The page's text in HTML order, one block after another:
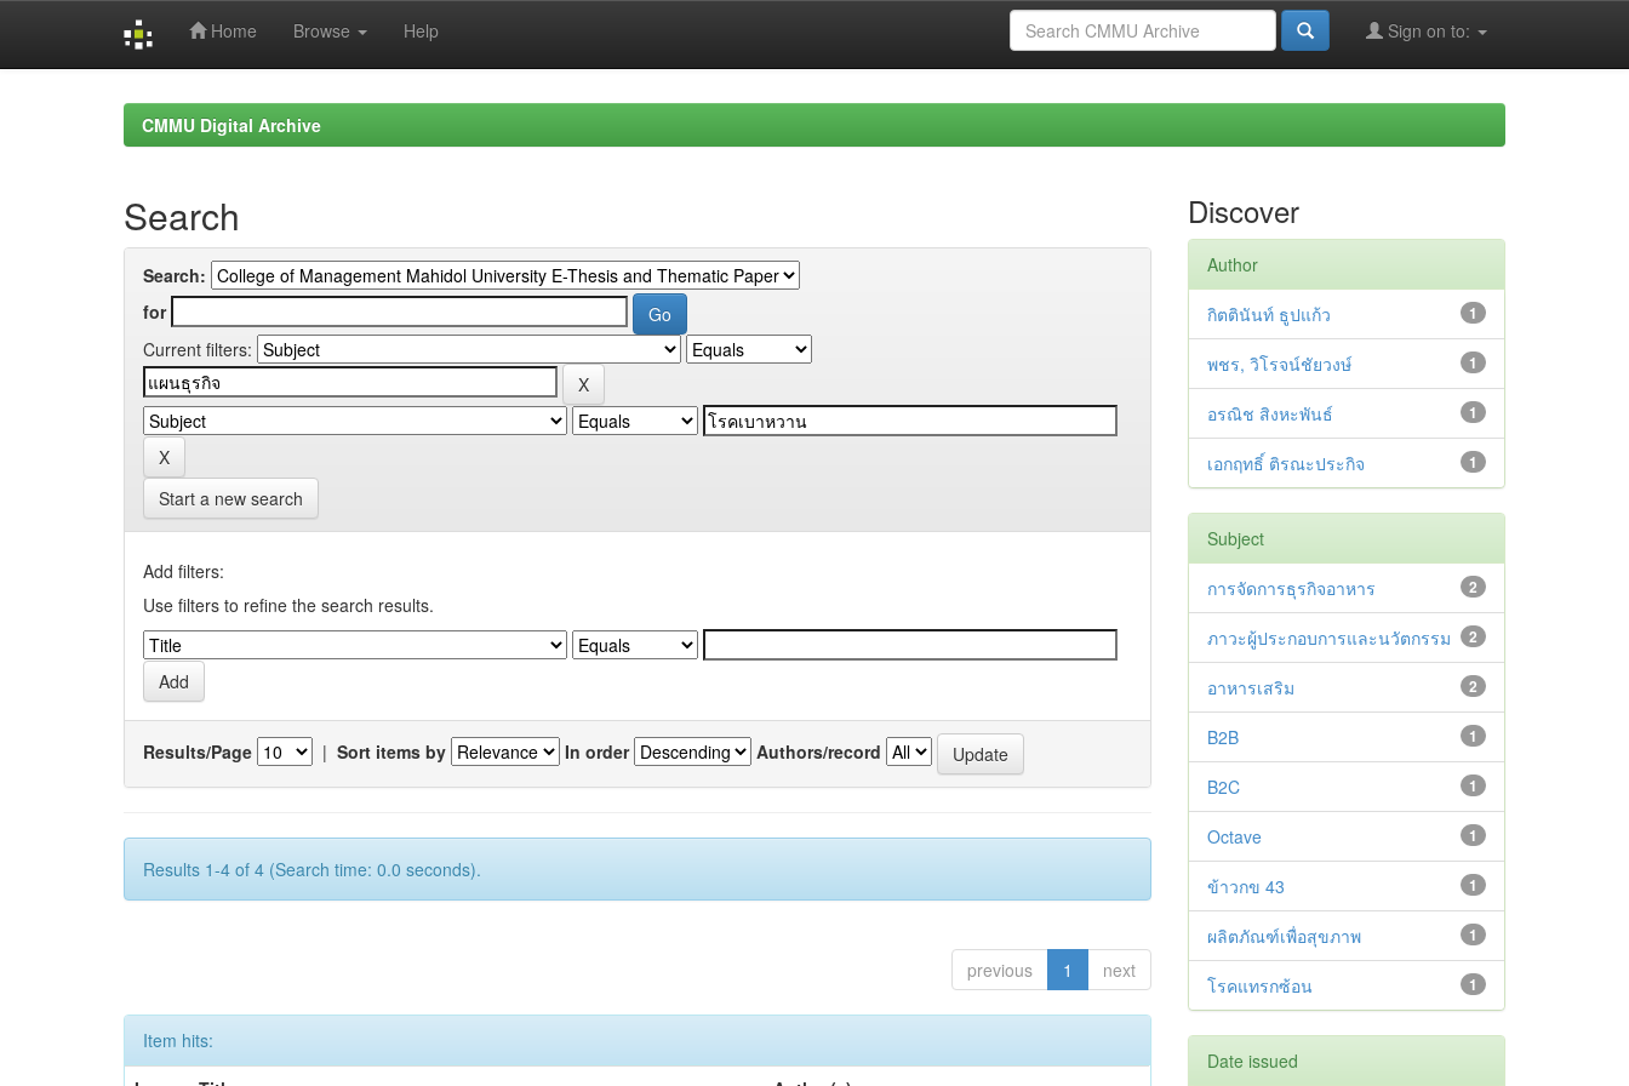
Home Browse Help Sign on to:
CMMU Digital Archive
Search
Search:
for
Current filters:
Start a new search
Add filters:
Use filters to refine the search results.
Results/Page | Sort items by In order Authors/record
Results 1-4 of 4 (Search time: 0.0 seconds).
previous 1 next
Item hits:
Discover
Author
1
กิตตินันท์ ธูปแก้ว
1
พชร, วิโรจน์ชัยวงษ์
1
อรณิช สิงหะพันธ์
1
เอกฤทธิ์ ติรณะประกิจ
Subject
2
การจัดการธุรกิจอาหาร
2
ภาวะผู้ประกอบการและนวัตกรรม
2
อาหารเสริม
1
B2B
1
B2C
1
Octave
1
ข้าวกข 43
1
ผลิตภัณฑ์เพื่อสุขภาพ
1
โรคแทรกซ้อน
Date issued